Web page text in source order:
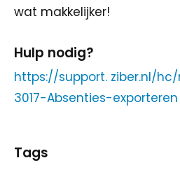
wat makkelijker!
Hulp nodig?
https://support. ziber.nl/hc/
3017-Absenties-exporteren
Tags